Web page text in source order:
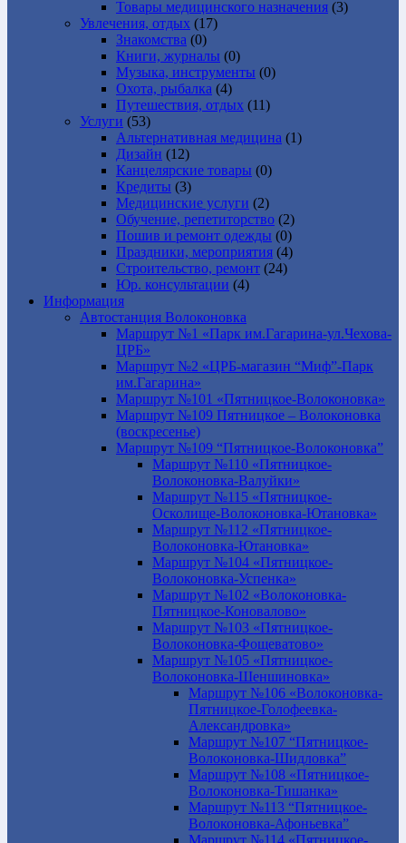
Товары медицинского назначения (3)
Увлечения, отдых (17)
Знакомства (0)
Книги, журналы (0)
Музыка, инструменты (0)
Охота, рыбалка (4)
Путешествия, отдых (11)
Услуги (53)
Альтернативная медицина (1)
Дизайн (12)
Канцелярские товары (0)
Кредиты (3)
Медицинские услуги (2)
Обучение, репетиторство (2)
Пошив и ремонт одежды (0)
Праздники, мероприятия (4)
Строительство, ремонт (24)
Юр. консультации (4)
Информация
Автостанция Волоконовка
Маршрут №1 «Парк им.Гагарина-ул.Чехова-
ЦРБ»
Маршрут №2 «ЦРБ-магазин “Миф”-Парк
им.Гагарина»
Маршрут №101 «Пятницкое-Волоконовка»
Маршрут №109 Пятницкое – Волоконовка
(воскресенье)
Маршрут №109 “Пятницкое-Волоконовка”
Маршрут №110 «Пятницкое-
Волоконовка-Валуйки»
Маршрут №115 «Пятницкое-
Осколище-Волоконовка-Ютановка»
Маршрут №112 «Пятницкое-
Волоконовка-Ютановка»
Маршрут №104 «Пятницкое-
Волоконовка-Успенка»
Маршрут №102 «Волоконовка-
Пятницкое-Коновалово»
Маршрут №103 «Пятницкое-
Волоконовка-Фощеватово»
Маршрут №105 «Пятницкое-
Волоконовка-Шеншиновка»
Маршрут №106 «Волоконовка-
Пятницкое-Голофеевка-
Александровка»
Маршрут №107 “Пятницкое-
Волоконовка-Шидловка”
Маршрут №108 «Пятницкое-
Волоконовка-Тишанка»
Маршрут №113 “Пятницкое-
Волоконовка-Афоньевка”
Маршрут №114 «Пятницкое-